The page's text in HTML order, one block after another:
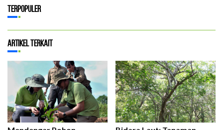
Terpopuler
Artikel Terkait